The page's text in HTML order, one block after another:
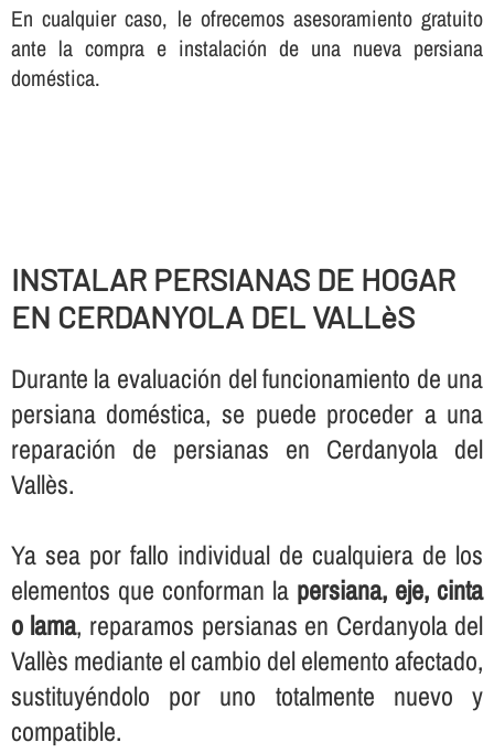
En cualquier caso, le ofrecemos asesoramiento gratuito
ante la compra e instalación de una nueva persiana
doméstica.
INSTALAR PERSIANAS DE HOGAR
EN CERDANYOLA DEL VALLèS
Durante la evaluación del funcionamiento de una
persiana doméstica, se puede proceder a una
reparación de persianas en Cerdanyola del
Vallès.
Ya sea por fallo individual de cualquiera de los
elementos que conforman la persiana, eje, cinta
o lama, reparamos persianas en Cerdanyola del
Vallès mediante el cambio del elemento afectado,
sustituyéndolo por uno totalmente nuevo y
compatible.